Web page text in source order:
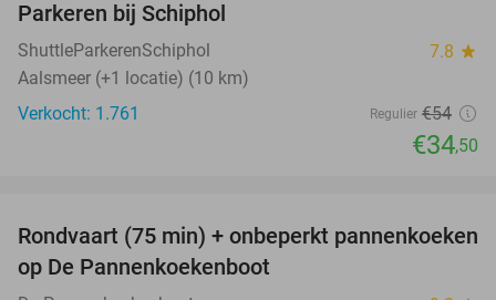
Parkeren bij Schiphol
ShuttleParkerenSchiphol 7.8 star
Aalsmeer (+1 locatie) (10 km)
Verkocht: 1.761
Regulier €54
€34,50
30%
Rondvaart (75 min) + onbeperkt pannenkoeken
op De Pannenkoekenboot